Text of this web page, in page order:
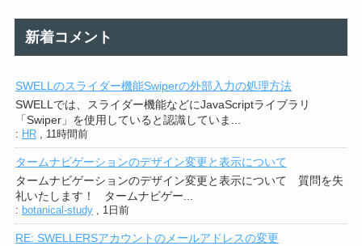
新着コメント
SWELLのスライダー機能Swiperの外部入力の処理方法
SWELLでは、スライダー機能などにJavaScriptライブラリ
「Swiper」を使用していると認識していま...
: HR, 11時間前
タームナビゲーションのデザイン変更と表示について
タームナビゲーションのデザイン変更と表示について 質問を失
礼いたします！ タームナビゲー...
: botanical-study, 1日前
RE: SWELLERSアカウントのメールアドレスの変更